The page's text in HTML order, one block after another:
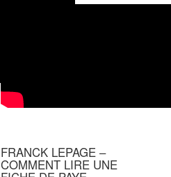
FRANCK LEPAGE –
COMMENT LIRE UNE